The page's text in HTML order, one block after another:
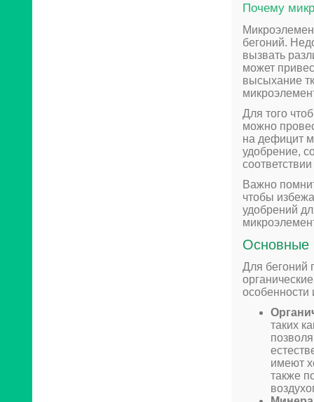
Почему
бегоний.
вызвать
может
высыхание
Для того
можно
на дефицит
удобрение,
Важно
чтобы
удобрений
Основные
Для бегоний
таких
имеют
также